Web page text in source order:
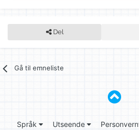
Del
Gå til emneliste
Språk Utseende